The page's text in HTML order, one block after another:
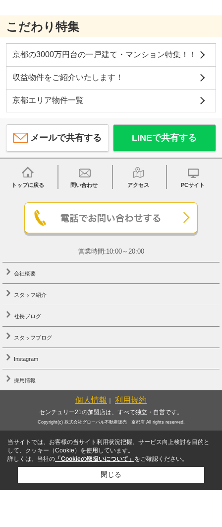
こだわり特集
京都の3000万円台の一戸建て・マンション特集！！
収益物件をご紹介いたします！
京都エリア物件一覧
メールで共有する LINEで共有する
トップに戻る 問い合わせ アクセス PCサイト
営業時間:10:00～20:00
会社概要
スタッフ紹介
社長ブログ
スタッフブログ
Instagram
採用情報
個人情報 利用規約
センチュリー21の加盟店は、すべて独立・自営です。
Copyright(c) 株式会社グローバル不動産販売 京都店 All rights reserved.
当サイトでは、お客様の当サイト利用状況把握、サービス向上検討を目的と
して、クッキー（Cookie）を使用しています。
詳しくは、当社の 「Cookieの取扱いについて」 をご確認ください。
閉じる